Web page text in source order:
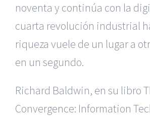
noventa y continúa con la
cuarta revolución industrial
riqueza vuele de un lugar a
en un segundo.
Richard Baldwin, en su libro
Convergence: Information